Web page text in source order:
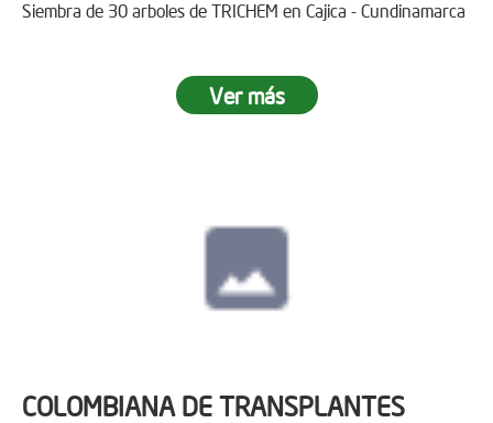
Siembra de 30 arboles de TRICHEM en Cajica - Cundinamarca
Ver más
COLOMBIANA DE TRANSPLANTES